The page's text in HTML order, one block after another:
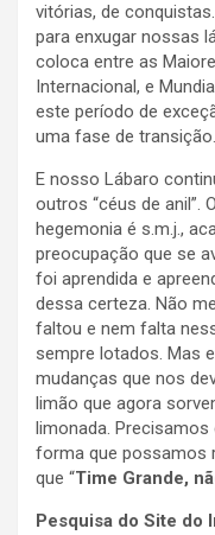
vitórias, de
para enxugar nossas
coloca entre as
Internacional, e
este período de
uma fase de transição.
E nosso Lábaro
outros “céus de anil”.
hegemonia é s.m.j.,
preocupação que se
foi aprendida e
dessa certeza. Não
faltou e nem falta
sempre lotados. Mas
mudanças que nos
limão que agora
limonada.
forma que possamos
que “Time Grande,
Pesquisa do Site do